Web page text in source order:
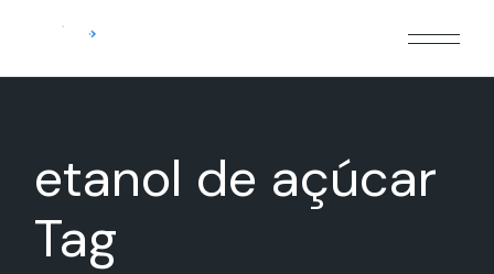
etanol de açúcar
Tag